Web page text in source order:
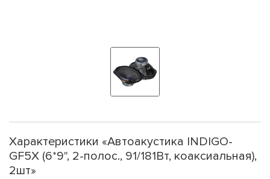
Характеристики «Автоакустика INDIGO-
GF5X (6*9", 2-полос., 91/181Вт, коаксиальная),
2шт»